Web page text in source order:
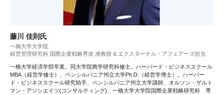
藤川 佳則氏
一橋大学大学院
経営管理研究科 国際企業戦略専攻 准教授 & エクスターナル・アフェアーズ担当
一橋大学経済学部卒業。同大学院商学研究科修士。ハーバード・ビジネススクール
MBA（経営学修士）、ペンシルバニア州立大学Ph.D.（経営学博士）。ハーバー
ド・ビジネススクール研究助手、ペンシルバニア州立大学講師、オルソン・ザルト
マン・アソシエイツ(コンサルティング)、一橋大学大学院国際企業戦略研究科 専